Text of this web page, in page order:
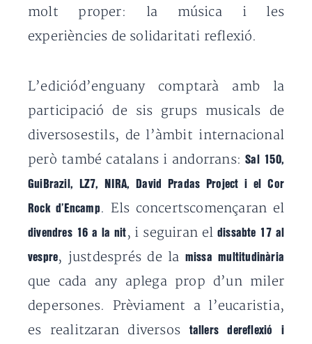
molt proper: la música i les
experiències de solidaritati reflexió.
L’ediciód’enguany comptarà amb la
participació de sis grups musicals de
diversosestils, de l’àmbit internacional
però també catalans i andorrans:Sal 150,
GuiBrazil, LZ7, NIRA, David Pradas Project i el Cor
Rock d’Encamp . Els concertscomençaran el
divendres 16 a la nit , i seguiran eldissabte 17 al
vespre, justdesprés de la missa multitudinària
que cada any aplega prop d’un miler
depersones. Prèviament a l’eucaristia,
es realitzaran diversos
tallers dereflexió i